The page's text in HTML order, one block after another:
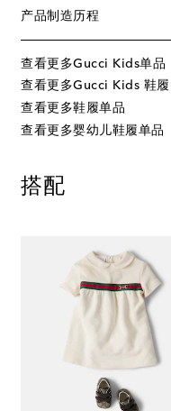
产品制造历程
查看更多Gucci Kids单品
查看更多Gucci Kids 鞋履
查看更多鞋履单品
查看更多婴幼儿鞋履单品
搭配